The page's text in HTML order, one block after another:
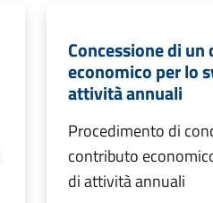
Concessione di
economico per lo
attività annuali
Procedimento di
contributo
di attività annuali